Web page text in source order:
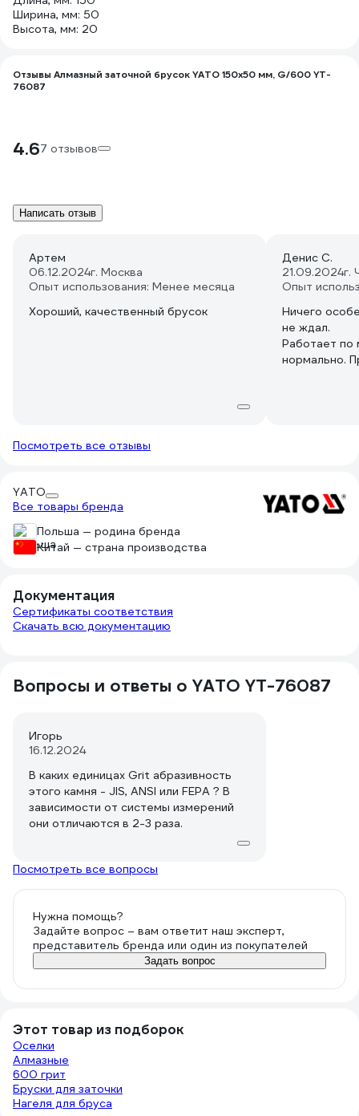
Ширина, мм: 50
Высота, мм: 20
Отзывы Алмазный заточной брусок YATO 150x50 мм, G/600 YT-
76087
4.67 отзывов
Написать отзыв
Артем
06.12.2024г. Москва
Опыт использования: Менее месяца
Хороший, качественный брусок
Денис С.
21.09.2024г.
Опыт
Ничего
не ждал.
Работает по
нормально.
Посмотреть все отзывы
YATO
Все товары бренда
Польша — родина бренда
Китай — страна производства
Документация
Сертификаты соответствия
Скачать всю документацию
Вопросы и ответы о YATO YT-76087
Игорь
16.12.2024
В каких единицах Grit абразивность
этого камня - JIS, ANSI или FEPA ? В
зависимости от системы измерений
они отличаются в 2-3 раза.
Посмотреть все вопросы
Нужна помощь?
Задайте вопрос – вам ответит наш эксперт,
представитель бренда или один из покупателей
Задать вопрос
Этот товар из подборок
Оселки
Алмазные
600 грит
Бруски для заточки
Нагеля для бруса